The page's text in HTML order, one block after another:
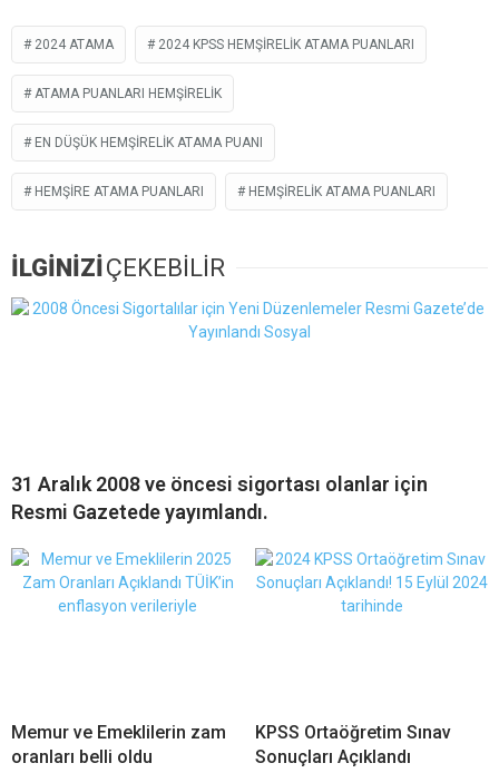
2024 ATAMA 2024 KPSS HEMŞIRELIK ATAMA PUANLARI
ATAMA PUANLARI HEMŞIRELIK
EN DÜŞÜK HEMŞIRELIK ATAMA PUANI
HEMŞIRE ATAMA PUANLARI HEMŞIRELIK ATAMA PUANLARI
İLGİNİZİ ÇEKEBİLİR
31 Aralık 2008 ve öncesi sigortası olanlar için
Resmi Gazetede yayımlandı.
Memur ve Emeklilerin zam
oranları belli oldu
KPSS Ortaöğretim Sınav
Sonuçları Açıklandı